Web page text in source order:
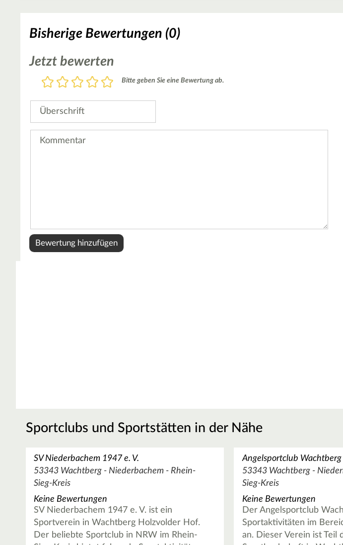
Bisherige Bewertungen (0)
Jetzt bewerten
Bewertung
5
4
3
2
1
Bitte geben Sie eine Bewertung ab.
Überschrift
Sportclubs und Sportstätten in der Nähe
SV Niederbachem 1947 e. V.
53343 Wachtberg - Niederbachem - Rhein-
Sieg-Kreis
Keine Bewertungen
SV Niederbachem 1947 e. V. ist ein
Sportverein in Wachtberg Holzvolder Hof.
Der beliebte Sportclub in NRW im Rhein-
Angelsportclub Wachtberg
53343 Wachtberg -
Sieg-Kreis
Keine Bewertungen
Der Angelsportclub
Sportaktivitäten im
an. Dieser Verein ist Teil